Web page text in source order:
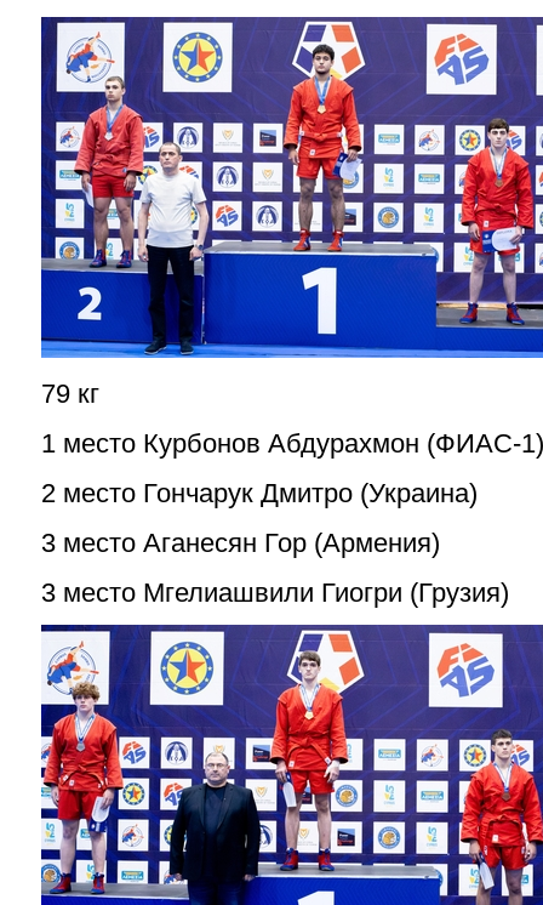
79 кг
1 место Курбонов Абдурахмон (ФИАС-1)
2 место Гончарук Дмитро (Украина)
3 место Аганесян Гор (Армения)
3 место Мгелиашвили Гиогри (Грузия)